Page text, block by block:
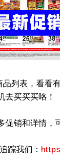
列表，看看
去买买买咯！
销和详情，
踪我们：